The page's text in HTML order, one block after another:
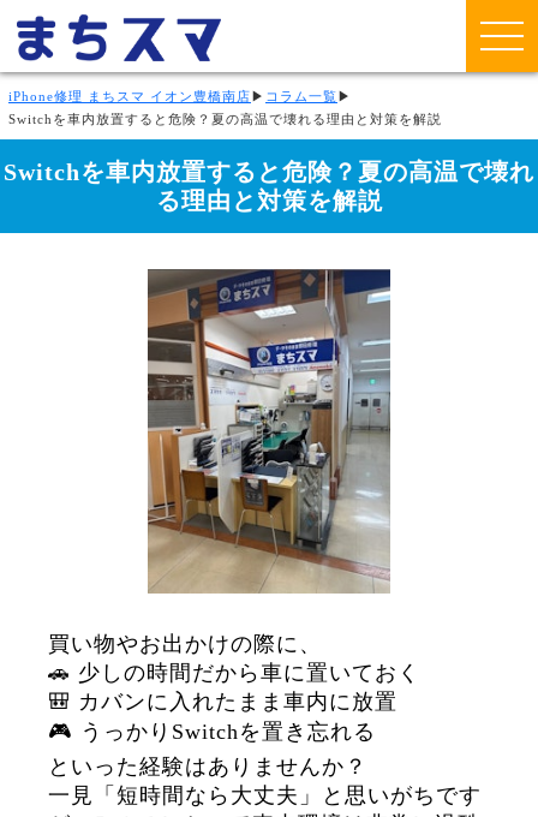
iPhone修理 まちスマ イオン豊橋南店 ▶ コラム一覧 ▶
Switchを車内放置すると危険？夏の高温で壊れる理由と対策を解説
Switchを車内放置すると危険？夏の高温で壊れ
る理由と対策を解説
買い物やお出かけの際に、
🚗 少しの時間だから車に置いておく
🎒 カバンに入れたまま車内に放置
🎮 うっかりSwitchを置き忘れる
といった経験はありませんか？
一見「短時間なら大丈夫」と思いがちです